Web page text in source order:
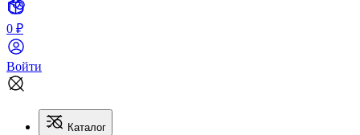
0 ₽
Войти
Каталог